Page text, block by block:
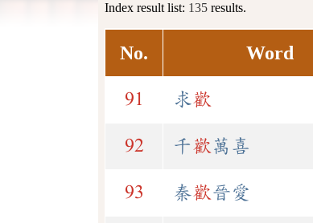
Index result list: 135 results.
No. Word
91 求歡
92 千歡 萬喜
93 秦歡晉愛